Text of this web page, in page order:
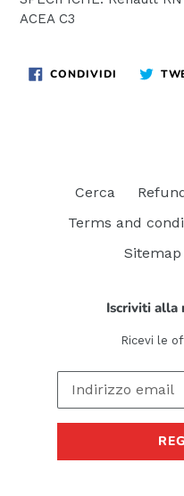
ACEA C3
CONDIVIDI CONDIVIDI
Cerca
Terms and
Sitemap
Iscriviti alla
Ricevi le